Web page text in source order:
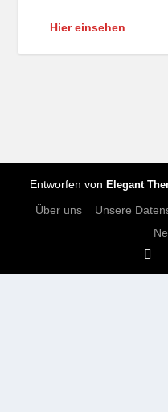
Hier einsehen
Entworfen von Elegant
Über uns Unsere